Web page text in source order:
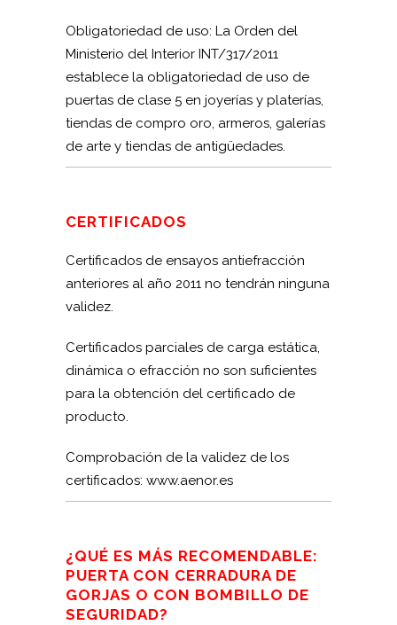
Obligatoriedad de uso: La Orden del
Ministerio del Interior INT/317/2011
establece la obligatoriedad de uso de
puertas de clase 5 en joyerías y platerías,
tiendas de compro oro, armeros, galerías
de arte y tiendas de antigüedades.
CERTIFICADOS
Certificados de ensayos antiefracción
anteriores al año 2011 no tendrán ninguna
validez.
Certificados parciales de carga estática,
dinámica o efracción no son suficientes
para la obtención del certificado de
producto.
Comprobación de la validez de los
certificados: www.aenor.es
¿QUÉ ES MÁS RECOMENDABLE:
PUERTA CON CERRADURA DE
GORJAS O CON BOMBILLO DE
SEGURIDAD?